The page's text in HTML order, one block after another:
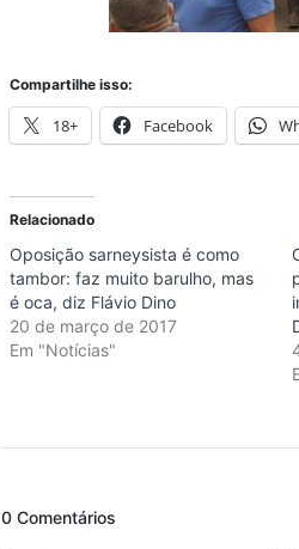
Compartilhe isso:
18+ Facebook
Relacionado
Oposição sarneysista é como
tambor: faz muito barulho, mas
é oca, diz Flávio Dino
20 de março de 2017
Em "Notícias"
0 Comentários